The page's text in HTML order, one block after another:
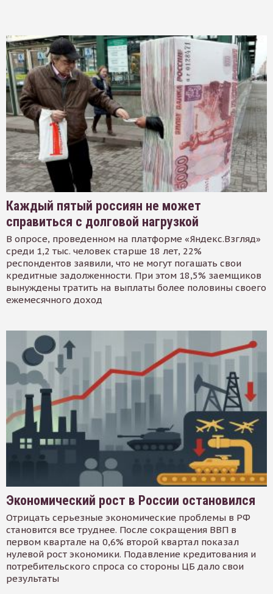
Каждый пятый россиян не может
справиться с долговой нагрузкой
В опросе, проведенном на платформе «Яндекс.Взгляд»
среди 1,2 тыс. человек старше 18 лет, 22%
респондентов заявили, что не могут погашать свои
кредитные задолженности. При этом 18,5% заемщиков
вынуждены тратить на выплаты более половины своего
ежемесячного доход
Экономический рост в России остановился
Отрицать серьезные экономические проблемы в РФ
становится все труднее. После сокращения ВВП в
первом квартале на 0,6% второй квартал показал
нулевой рост экономики. Подавление кредитования и
потребительского спроса со стороны ЦБ дало свои
результаты